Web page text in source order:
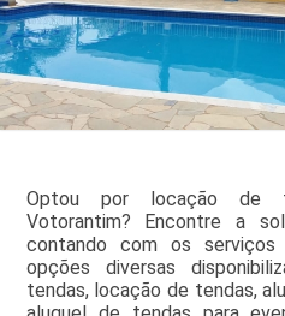
Optou por locação de
Votorantim? Encontre a
contando com os serviços
opções diversas
tendas, locação de tendas,